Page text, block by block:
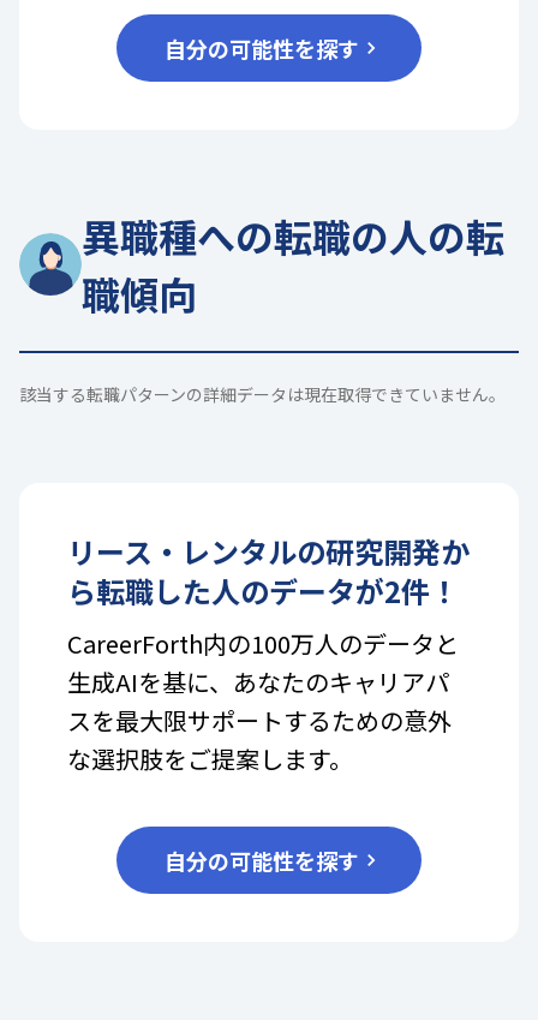
自分の可能性を探す
異職種への転職の人の転
職傾向
該当する転職パターンの詳細データは現在取得できていません。
リース・レンタルの研究開発か
ら転職した人のデータが2件！
CareerForth内の100万人のデータと
生成AIを基に、あなたのキャリアパ
スを最大限サポートするための意外
な選択肢をご提案します。
自分の可能性を探す